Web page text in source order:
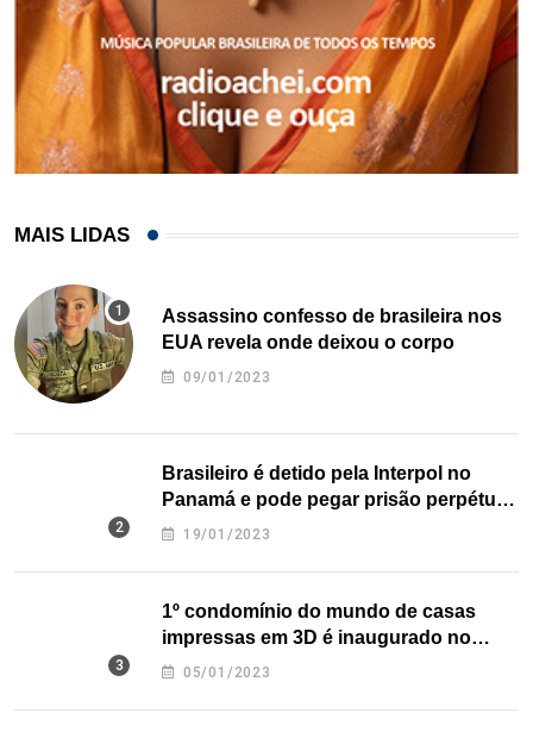
MAIS LIDAS
Assassino confesso de brasileira nos
EUA revela onde deixou o corpo
09/01/2023
Brasileiro é detido pela Interpol no
Panamá e pode pegar prisão perpétua
nos EUA
19/01/2023
1º condomínio do mundo de casas
impressas em 3D é inaugurado no
Texas
05/01/2023